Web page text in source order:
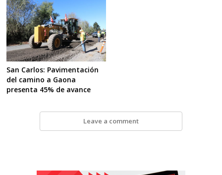
San Carlos: Pavimentación
del camino a Gaona
presenta 45% de avance
Leave a comment